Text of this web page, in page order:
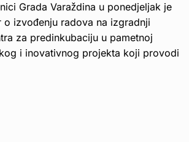
Grada Varaždina u ponedjeljak je
o izvođenju radova na izgradnji
za predinkubaciju u pametnoj
i inovativnog projekta koji provodi